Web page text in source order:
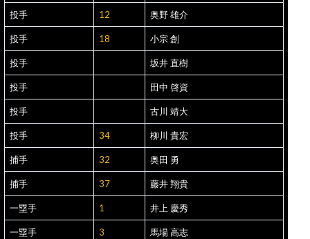
投手 12 奥野 雄介
投手 18 小宗 創
投手 坂井 直樹
投手 田中 啓資
投手 古川 靖大
投手 34 柳川 貴宏
捕手 32 奥田 勇
捕手 37 藤井 翔貴
一塁手 1 井上 慶秀
一塁手 3 馬場 高志